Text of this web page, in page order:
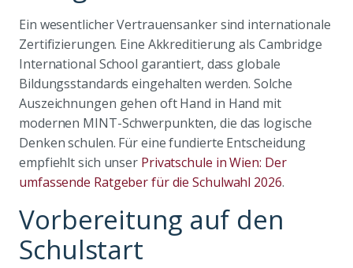
Ein wesentlicher Vertrauensanker sind internationale
Zertifizierungen. Eine Akkreditierung als Cambridge
International School garantiert, dass globale
Bildungsstandards eingehalten werden. Solche
Auszeichnungen gehen oft Hand in Hand mit
modernen MINT-Schwerpunkten, die das logische
Denken schulen. Für eine fundierte Entscheidung
empfiehlt sich unser Privatschule in Wien: Der
umfassende Ratgeber für die Schulwahl 2026.
Vorbereitung auf den
Schulstart